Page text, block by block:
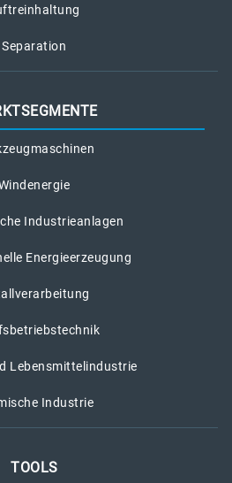
Separation
Industrieanlagen
Energieerzeugung
Lebensmittelindustrie
Industrie
TOOLS